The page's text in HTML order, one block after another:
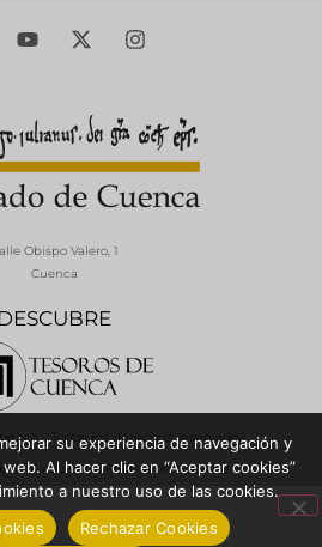
DESCUBRE
Obispo Valero, 1
Cuenca
- Todos los derechos reservados
/ Aviso LegalPolítica de Cookies
su experiencia de navegación y
Al hacer clic en “Aceptar cookies”
a nuestro uso de las cookies.
Rechazar Cookies